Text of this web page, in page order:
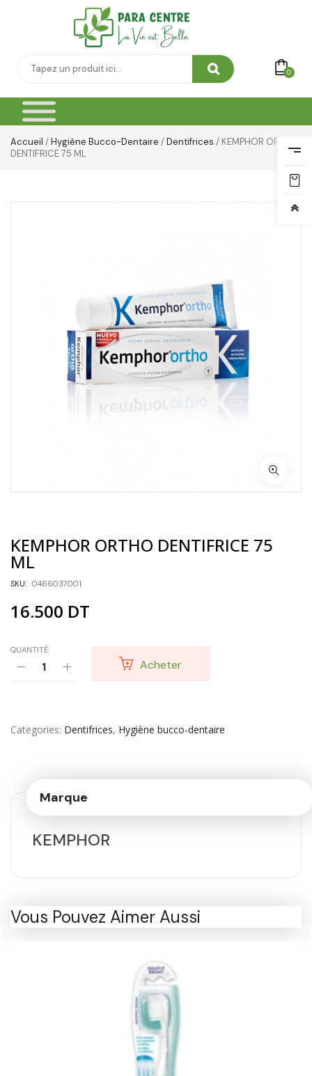
0
Accueil /Hygiène Bucco-Dentaire /Dentifrices / KEMPHOR ORTHO
DENTIFRICE 75 ML
KEMPHOR ORTHO DENTIFRICE 75
ML
SKU: 0466037001
16.500 DT
QUANTITÉ:
Acheter
Categories Dentifrices, Hygiène bucco-dentaire
Marque
KEMPHOR
Vous Pouvez Aimer Aussi
Toilette & Soin Bébé